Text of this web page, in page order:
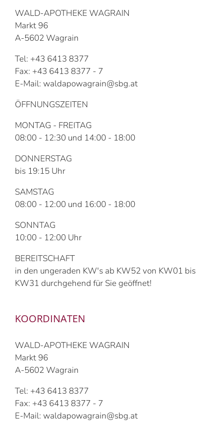
WALD-APOTHEKE WAGRAIN
Markt 96
A-5602 Wagrain
Tel: +43 6413 8377
Fax: +43 6413 8377 - 7
E-Mail: waldapowagrain@sbg.at
ÖFFNUNGSZEITEN
MONTAG - FREITAG
08:00 - 12:30 und 14:00 - 18:00
DONNERSTAG
bis 19:15 Uhr
SAMSTAG
08:00 - 12:00 und 16:00 - 18:00
SONNTAG
10:00 - 12:00 Uhr
BEREITSCHAFT
in den ungeraden KW's ab KW52 von KW01 bis
KW31 durchgehend für Sie geöffnet!
KOORDINATEN
WALD-APOTHEKE WAGRAIN
Markt 96
A-5602 Wagrain
Tel: +43 6413 8377
Fax: +43 6413 8377 - 7
E-Mail: waldapowagrain@sbg.at